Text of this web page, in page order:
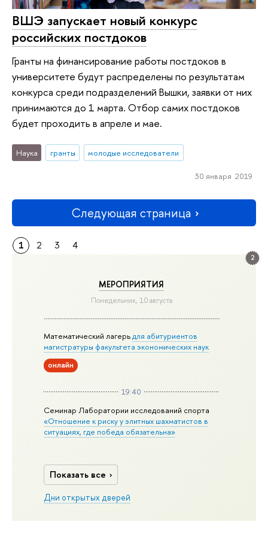
2
МЕРОПРИЯТИЯ
Понедельник, 10 августа
Математический лагерьдля абитуриентов
магистратуры факультета экономических наук
онлайн
19:40
Семинар Лаборатории исследований спорта
«Отношение к риску у элитных шахматистов в
ситуациях, где победа обязательна»
Показать все
Дни открытых дверей
ВШЭ запускает новый конкурс
российских постдоков
Гранты на финансирование работы постдоков в
университете будут распределены по результатам
конкурса среди подразделений Вышки, заявки от них
принимаются до 1 марта. Отбор самих постдоков
будет проходить в апреле и мае.
Наука гранты молодые исследователи
30 января 2019
Следующая страница
1 2 3 4